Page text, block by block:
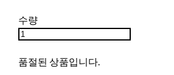
수량
품절된 상품입니다.